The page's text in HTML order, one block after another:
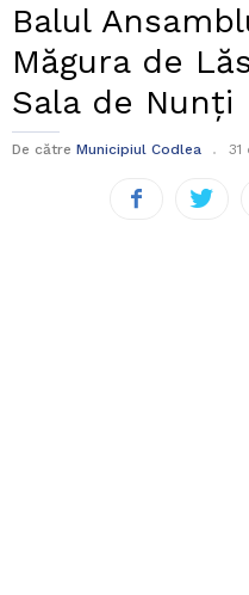
Balul
Măgura de
Sala de Nunți
De către Municipiul Codlea 31